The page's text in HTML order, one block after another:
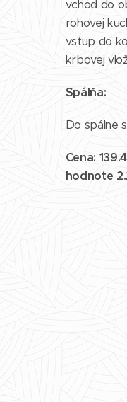
vchod do
rohovej
vstup do
krbovej
Spálňa:
Do spálne
Cena:
hodnote